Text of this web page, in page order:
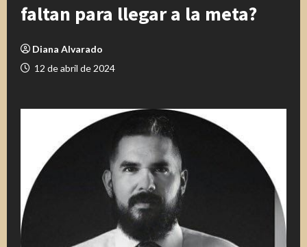
faltan para llegar a la meta?
Diana Alvarado
12 de abril de 2024